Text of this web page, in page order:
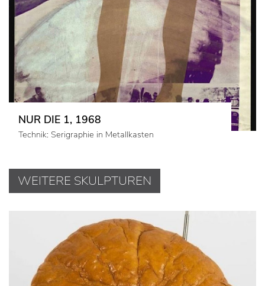
NUR DIE 1, 1968
Technik: Serigraphie in Metallkasten
WEITERE SKULPTUREN